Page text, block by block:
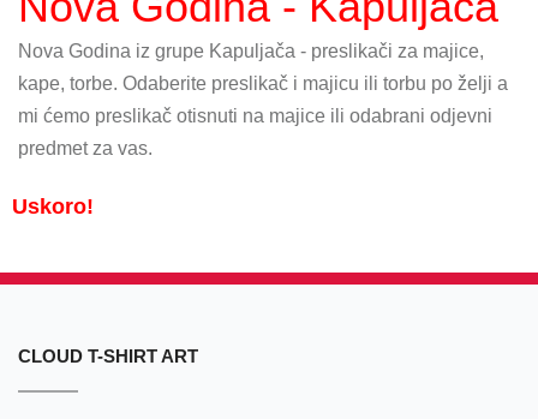
Nova Godina iz grupe Kapuljača - preslikači za majice,
kape, torbe. Odaberite preslikač i majicu ili torbu po želji a
mi ćemo preslikač otisnuti na majice ili odabrani odjevni
predmet za vas.
Uskoro!
CLOUD T-SHIRT ART